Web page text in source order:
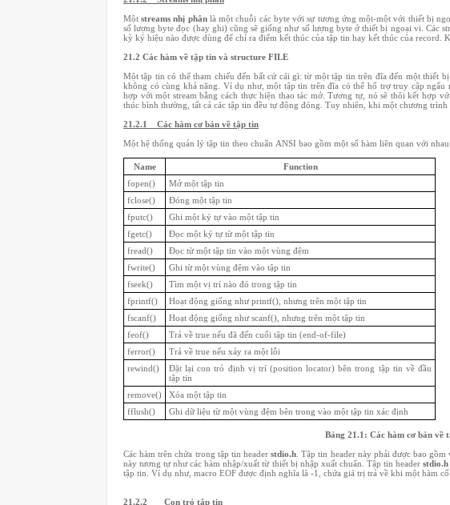
Mộtstreams nhị phânlà một chuỗi các byte với sự tương ứng một-một với thiết bị
số lượng byte đọc (hay ghi) cũng sẽ giống như số lượng byte ở thiết bị ngoại vi. Các
kỳ ký hiệu nào được dùng để chỉ ra điểm kết thúc của tập tin hay kết thúc của record.
21.2 Các hàm về tập tin và structure FILE
Một tập tin có thể tham chiếu đến bất cứ cái gì: từ một tập tin trên đĩa đến một thiết
không có cùng khả năng. Ví dụ như, một tập tin trên đĩa có thể hổ trợ truy cập
hợp với một stream bằng cách thực hiện thao tác mở. Tương tự, nó sẽ thôi kết hợp
thúc bình thường, tất cả các tập tin đều tự động đóng. Tuy nhiên, khi một chương
21.2.1
Các hàm cơ bản về tập tin
Một hệ thống quản lý tập tin theo chuẩn ANSI bao gồm một số hàm liên quan với
Name
Function
fopen()
Mở một tập tin
fclose()
Đóng một tập tin
fputc()
Ghi một ký tự vào một tập tin
fgetc()
Đọc một ký tự từ một tập tin
fread()
Đọc từ một tập tin vào một vùng đệm
fwrite()
Ghi từ một vùng đệm vào tập tin
fseek()
Tìm một vị trí nào đó trong tập tin
fprintf()
Hoạt động giống như printf(), nhưng trên một tập tin
fscanf()
Hoạt động giống như scanf(), nhưng trên một tập tin
feof()
Trả về true nếu đã đến cuối tập tin (end-of-file)
ferror()
Trả về true nếu xảy ra một lỗi
rewind()
Đặt lại con trỏ định vị trí (position locator) bên trong tập tin về đầu
tập tin
remove()
Xóa một tập tin
fflush()
Ghi dữ liệu từ một vùng đệm bên trong vào một tập tin xác định
Bảng 21.1: Các hàm cơ bản về
Các hàm trên chứa trong tập tin headerstdio.h . Tập tin header này phải được bao
này tương tự như các hàm nhập/xuất từ thiết bị nhập xuất chuẩn. Tập tin headerstdio.h
tập tin. Ví dụ như, macro EOF được định nghĩa là -1, chứa giá trị trả về khi một hàm
21.2.2 Con trỏ tập tin